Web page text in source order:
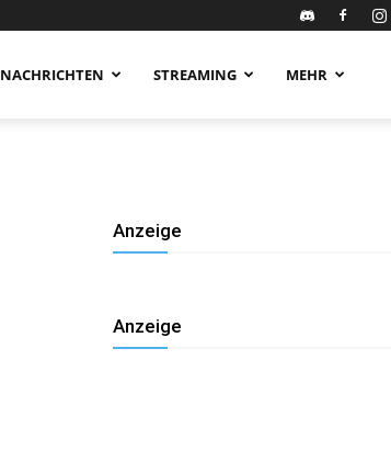
NACHRICHTEN STREAMING MEHR
Anzeige
Anzeige